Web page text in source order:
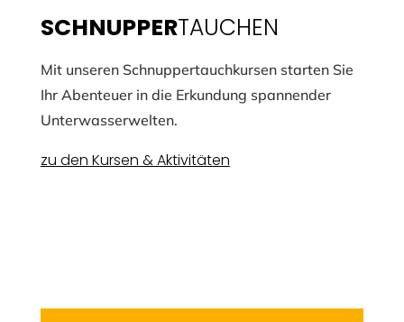
SCHNUPPERTAUCHEN
Mit unseren Schnuppertauchkursen starten Sie
Ihr Abenteuer in die Erkundung spannender
Unterwasserwelten.
zu den Kursen & Aktivitäten